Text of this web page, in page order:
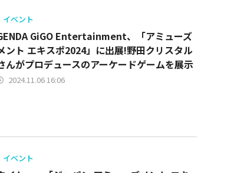
イベント
GiGO Entertainment、「アミューズ
ント エキスポ2024」に出展!野田クリスタル
んがプロデュースのアーケードゲームを展示
2024.11.06 16:06
イベント